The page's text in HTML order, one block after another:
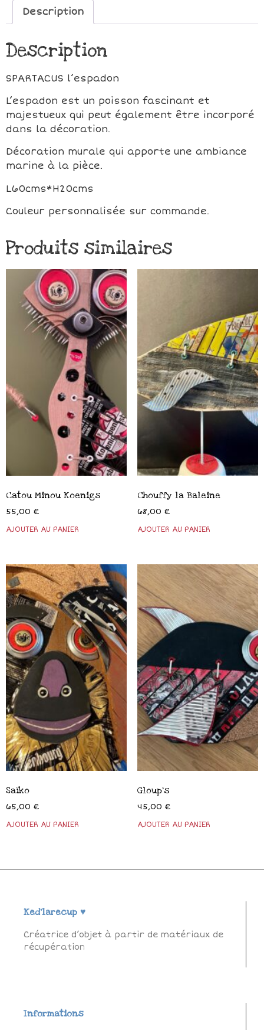
Description
Description
SPARTACUS l’espadon
L’espadon est un poisson fascinant et
majestueux qui peut également être incorporé
dans la décoration.
Décoration murale qui apporte une ambiance
marine à la pièce.
L60cms*H20cms
Couleur personnalisée sur commande.
Produits similaires
Catou Minou Koenigs
55,00 €
Chouffy la Baleine
68,00 €
Saïko
65,00 €
Gloup’s
45,00 €
Ked'larecup ♥
Créatrice d’objet à partir de matériaux de
récupération
Informations